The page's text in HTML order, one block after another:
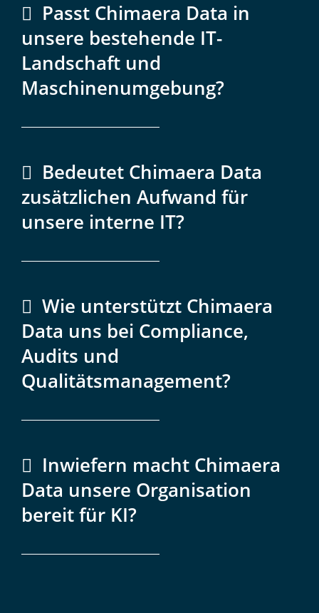
Passt Chimaera Data in
unsere bestehende IT-
Landschaft und
Maschinenumgebung?
Bedeutet Chimaera Data
zusätzlichen Aufwand für
unsere interne IT?
Wie unterstützt Chimaera
Data uns bei Compliance,
Audits und
Qualitätsmanagement?
Inwiefern macht Chimaera
Data unsere Organisation
bereit für KI?